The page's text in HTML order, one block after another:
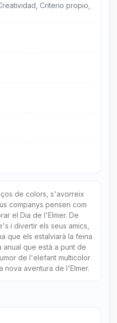
Criterio propio,
de colors, s'avorreix
companys pensen com
el Dia de l'Elmer. De
i divertir els seus amics,
que els estalviarà la feina
que està a punt de
de l'elefant multicolor
nova aventura de l'Elmer.